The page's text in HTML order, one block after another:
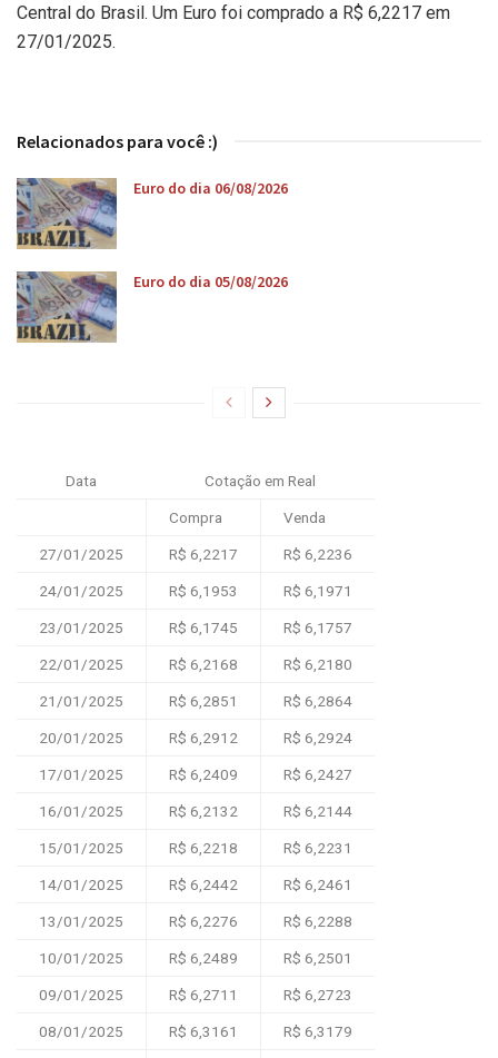
Central do Brasil. Um Euro foi comprado a R$ 6,2217 em
27/01/2025.
Relacionados para você :)
Euro do dia 06/08/2026
Euro do dia 05/08/2026
Data Cotação em Real
Compra Venda
27/01/2025 R$ 6,2217 R$ 6,2236
24/01/2025 R$ 6,1953 R$ 6,1971
23/01/2025 R$ 6,1745 R$ 6,1757
22/01/2025 R$ 6,2168 R$ 6,2180
21/01/2025 R$ 6,2851 R$ 6,2864
20/01/2025 R$ 6,2912 R$ 6,2924
17/01/2025 R$ 6,2409 R$ 6,2427
16/01/2025 R$ 6,2132 R$ 6,2144
15/01/2025 R$ 6,2218 R$ 6,2231
14/01/2025 R$ 6,2442 R$ 6,2461
13/01/2025 R$ 6,2276 R$ 6,2288
10/01/2025 R$ 6,2489 R$ 6,2501
09/01/2025 R$ 6,2711 R$ 6,2723
08/01/2025 R$ 6,3161 R$ 6,3179